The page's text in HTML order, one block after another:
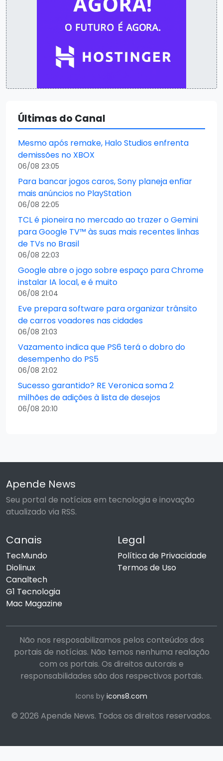
Últimas do Canal
Mesmo após remake, Halo Studios enfrenta
demissões no XBOX
06/08 23:05
Para bancar jogos caros, Sony planeja enfiar
mais anúncios no PlayStation
06/08 22:05
TCL é pioneira no mercado ao trazer o Gemini
para Google TV™ às suas mais recentes linhas
de TVs no Brasil
06/08 22:03
Google abre o jogo sobre espaço para Chrome
instalar IA local, e é muito
06/08 21:04
Eve prepara software para organizar trânsito
de carros voadores nas cidades
06/08 21:03
Vazamento indica que PS6 terá o dobro do
desempenho do PS5
06/08 21:02
Sucesso garantido? RE Veronica soma 2
milhões de adições à lista de desejos
06/08 20:10
Apende News
Seu portal de notícias em tecnologia e inovação
atualizado via RSS.
Canais
TecMundo
Diolinux
Canaltech
G1 Tecnologia
Mac Magazine
Legal
Política de Privacidade
Termos de Uso
Não nos resposabilizamos pelos conteúdos dos
portais de notícias. Não temos nenhuma realação
com os portais. Os direitos autorais e
responsabilidades são dos respectivos portais.
Icons by icons8.com
© 2026 Apende News. Todos os direitos reservados.